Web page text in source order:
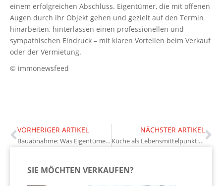
einem erfolgreichen Abschluss. Eigentümer, die mit offenen
Augen durch ihr Objekt gehen und gezielt auf den Termin
hinarbeiten, hinterlassen einen professionellen und
sympathischen Eindruck – mit klaren Vorteilen beim Verkauf
oder der Vermietung.
© immonewsfeed
VORHERIGER ARTIKEL
Bauabnahme: Was Eigentümer prüfen sollten, bevor sie unterschreiben
NÄCHSTER ARTIKEL
Küche als Lebensmittelpunkt: So gestalten Eigentümer Raum und Funktion
SIE MÖCHTEN VERKAUFEN?